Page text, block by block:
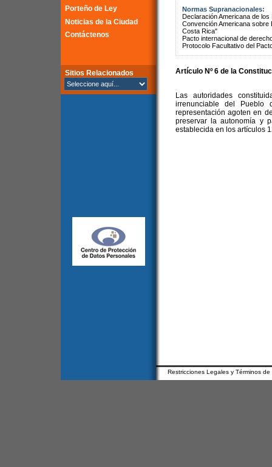
Porteño de Ley
Noticias de la Ciudad
Contáctenos
Sitios Relacionados
Normas Supranacionales:
Declaración Americana de
Convención Americana
Costa Rica"
Pacto internacional de
Protocolo Facultativo del
Artículo Nº 6 de la
Las autoridades
irrenunciable del
representación agoten en
preservar la autonomía y
establecida en los artículos
Restricciones Legales y Términos de